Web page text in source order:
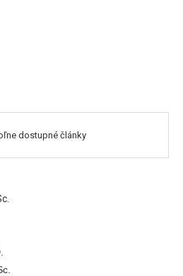
dostupné články